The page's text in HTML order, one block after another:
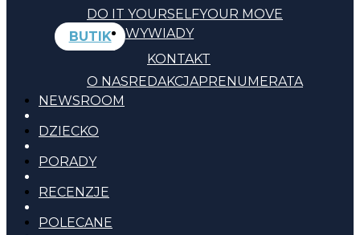
DO IT YOURSELFYOUR MOVE
BUTIK
KONTAKT
O NASREDAKCJAPRENUMERATA
WYWIADY
NEWSROOM
DZIECKO
PORADY
RECENZJE
POLECANE